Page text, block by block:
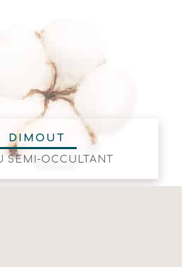
DIMOUT
SEMI-OCCULTANT